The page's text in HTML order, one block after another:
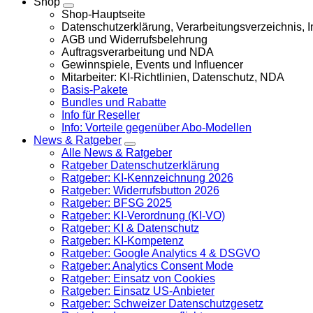
Shop-Hauptseite
Datenschutzerklärung, Verarbeitungsverzeichnis,
AGB und Widerrufsbelehrung
Auftragsverarbeitung und NDA
Gewinnspiele, Events und Influencer
Mitarbeiter: KI-Richtlinien, Datenschutz, NDA
Basis-Pakete
Bundles und Rabatte
Info für Reseller
Info: Vorteile gegenüber Abo-Modellen
News & Ratgeber
Alle News & Ratgeber
Ratgeber Datenschutzerklärung
Ratgeber: KI-Kennzeichnung 2026
Ratgeber: Widerrufsbutton 2026
Ratgeber: BFSG 2025
Ratgeber: KI-Verordnung (KI-VO)
Ratgeber: KI & Datenschutz
Ratgeber: KI-Kompetenz
Ratgeber: Google Analytics 4 & DSGVO
Ratgeber: Analytics Consent Mode
Ratgeber: Einsatz von Cookies
Ratgeber: Einsatz US-Anbieter
Ratgeber: Schweizer Datenschutzgesetz